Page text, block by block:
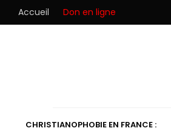
Accueil Don en ligne
CHRISTIANOPHOBIE EN FRANCE :